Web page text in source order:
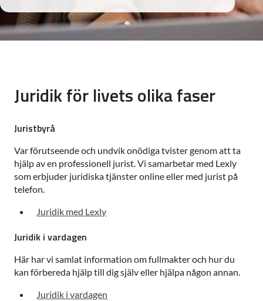
Juridik för livets olika faser
Juristbyrå
Var förutseende och undvik onödiga tvister genom att ta
hjälp av en professionell jurist. Vi samarbetar med Lexly
som erbjuder juridiska tjänster online eller med jurist på
telefon.
Juridik med Lexly
Juridik i vardagen
Här har vi samlat information om fullmakter och hur du
kan förbereda hjälp till dig själv eller hjälpa någon annan.
Juridik i vardagen